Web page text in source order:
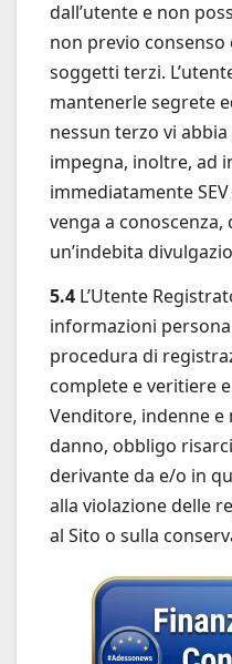
dall’utente e non
non previo consenso
soggetti terzi.
mantenerle segrete
nessun terzo vi abbia
impegna, inoltre, ad
immediatamente
venga a
un’indebita
5.4 L’Utente
informazioni
procedura di
complete e veritiere
Venditore, indenne e
danno, obbligo
derivante da e/o in
alla violazione delle
al Sito o sulla